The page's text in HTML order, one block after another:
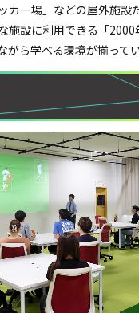
カー場」などの屋外施設
施設に利用できる「2000
がら学べる環境が揃ってい